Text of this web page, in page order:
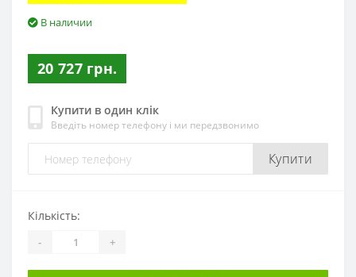
В наличии
20 727 грн.
Купити в один клік
Введіть номер телефону і ми передзвонимо
Купити
Кількість:
- +